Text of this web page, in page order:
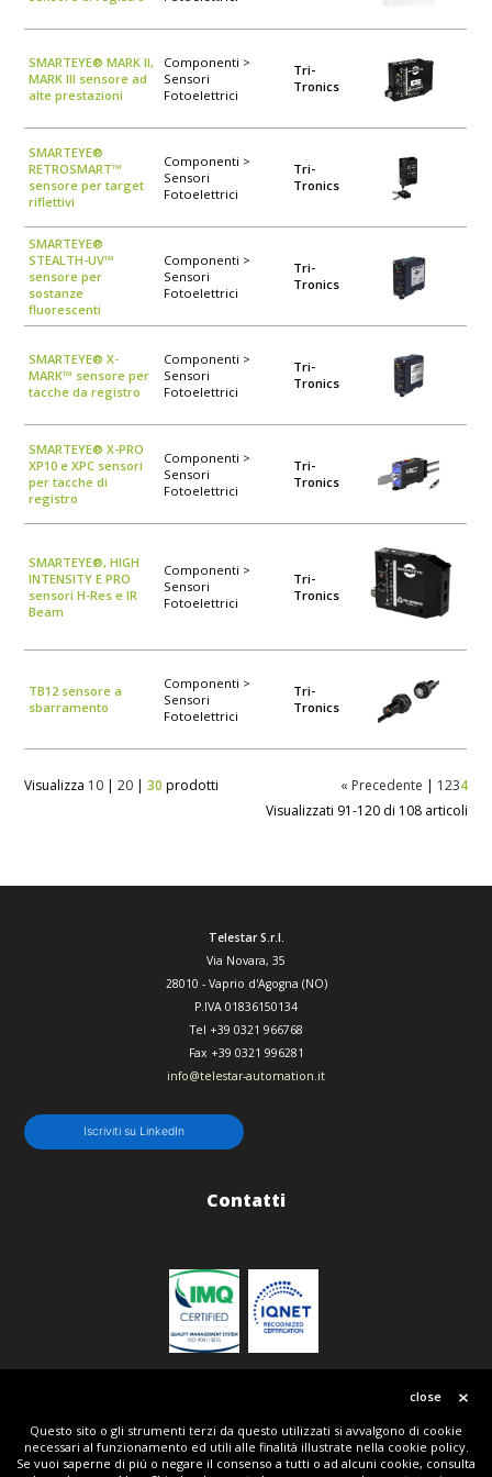
SMARTEYE® MARK II,
MARK III sensore ad
alte prestazioni
Componenti >
Sensori
Fotoelettrici
Tri-
Tronics
SMARTEYE®
RETROSMART™
sensore per target
riflettivi
Componenti >
Sensori
Fotoelettrici
Tri-
Tronics
SMARTEYE®
STEALTH-UV™
sensore per
sostanze
fluorescenti
Componenti >
Sensori
Fotoelettrici
Tri-
Tronics
SMARTEYE® X-
MARK™ sensore per
tacche da registro
Componenti >
Sensori
Fotoelettrici
Tri-
Tronics
SMARTEYE® X-PRO
XP10 e XPC sensori
per tacche di
registro
Componenti >
Sensori
Fotoelettrici
Tri-
Tronics
SMARTEYE®, HIGH
INTENSITY E PRO
sensori H-Res e IR
Beam
Componenti >
Sensori
Fotoelettrici
Tri-
Tronics
TB12 sensore a
sbarramento
Componenti >
Sensori
Fotoelettrici
Tri-
Tronics
Visualizza 10 |20 |30 prodotti « Precedente | 1234
Visualizzati 91-120 di 108 articoli
Contatti
Telestar S.r.l.
Via Novara, 35
28010 - Vaprio d'Agogna (NO)
P.IVA 01836150134
Tel +39 0321 966768
Fax +39 0321 996281
info@telestar-automation.it
Iscriviti su LinkedIn
© Copyright 2018 | All Rights Reserved | Telestar srl P.IVA IT01836150134 | Powered by Tripla
W + Telestar
close
Questo sito o gli strumenti terzi da questo utilizzati si avvalgono di cookie
necessari al funzionamento ed utili alle finalità illustrate nella cookie policy.
Se vuoi saperne di piú o negare il consenso a tutti o ad alcuni cookie, consulta